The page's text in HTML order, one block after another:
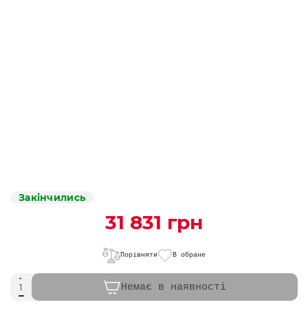
Закінчились
31 831 грн
Порівняти В обране
Немає в наявності